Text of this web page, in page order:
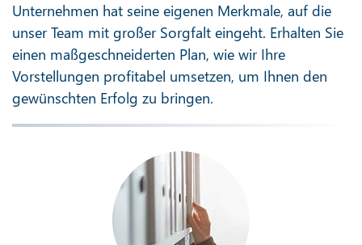
Unternehmen hat seine eigenen Merkmale, auf die
unser Team mit großer Sorgfalt eingeht. Erhalten Sie
einen maßgeschneiderten Plan, wie wir Ihre
Vorstellungen profitabel umsetzen, um Ihnen den
gewünschten Erfolg zu bringen.